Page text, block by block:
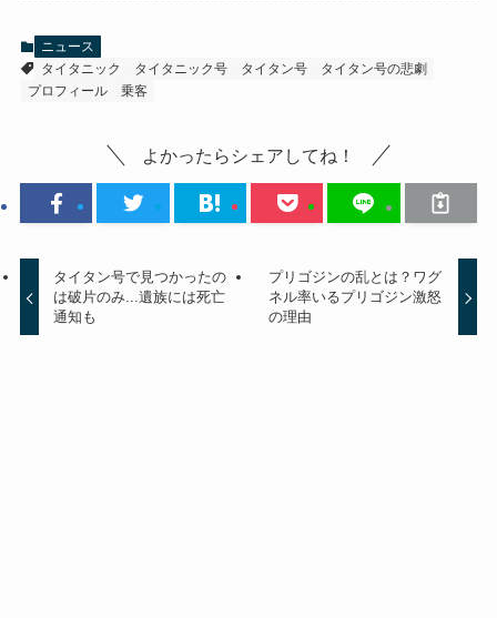
ニュース
タイタニック
タイタニック号 タイタン号
タイタン号の悲劇
プロフィール
乗客
よかったらシェアしてね！
タイタン号で見つかったの
は破片のみ...遺族には死亡
通知も
プリゴジンの乱とは？ワグ
ネル率いるプリゴジン激怒
の理由